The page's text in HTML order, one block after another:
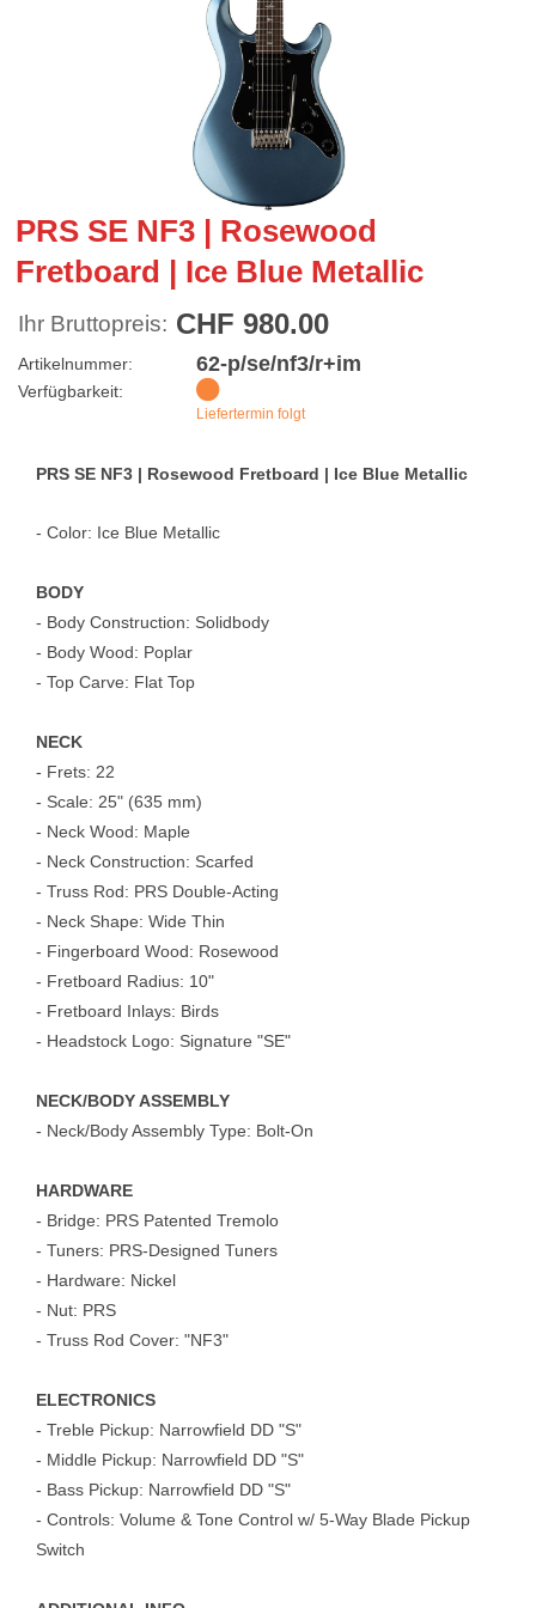
PRS SE NF3 | Rosewood
Fretboard | Ice Blue Metallic
Ihr Bruttopreis: CHF 980.00
Artikelnummer: 62-p/se/nf3/r+im
Verfügbarkeit:
Liefertermin folgt
PRS SE NF3 | Rosewood Fretboard | Ice Blue Metallic
- Color: Ice Blue Metallic
BODY
- Body Construction: Solidbody
- Body Wood: Poplar
- Top Carve: Flat Top
NECK
- Frets: 22
- Scale: 25" (635 mm)
- Neck Wood: Maple
- Neck Construction: Scarfed
- Truss Rod: PRS Double-Acting
- Neck Shape: Wide Thin
- Fingerboard Wood: Rosewood
- Fretboard Radius: 10"
- Fretboard Inlays: Birds
- Headstock Logo: Signature "SE"
NECK/BODY ASSEMBLY
- Neck/Body Assembly Type: Bolt-On
HARDWARE
- Bridge: PRS Patented Tremolo
- Tuners: PRS-Designed Tuners
- Hardware: Nickel
- Nut: PRS
- Truss Rod Cover: "NF3"
ELECTRONICS
- Treble Pickup: Narrowfield DD "S"
- Middle Pickup: Narrowfield DD "S"
- Bass Pickup: Narrowfield DD "S"
- Controls: Volume & Tone Control w/ 5-Way Blade Pickup
Switch